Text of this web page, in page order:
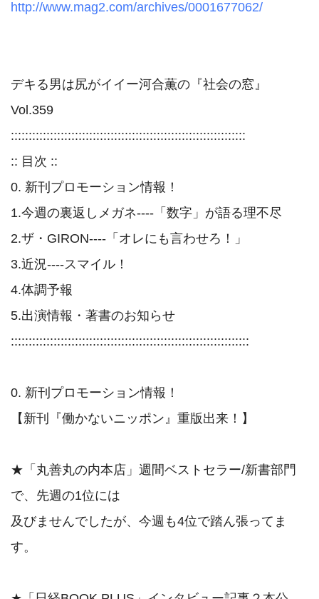
http://www.mag2.com/archives/0001677062/
デキる男は尻がイイー河合薫の『社会の窓』
Vol.359
::::::::::::::::::::::::::::::::::::::::::::::::::::::::::::::::::
:: 目次 ::
0. 新刊プロモーション情報！
1.今週の裏返しメガネ----「数字」が語る理不尽
2.ザ・GIRON----「オレにも言わせろ！」
3.近況----スマイル！
4.体調予報
5.出演情報・著書のお知らせ
:::::::::::::::::::::::::::::::::::::::::::::::::::::::::::::::::::
0. 新刊プロモーション情報！
【新刊『働かないニッポン』重版出来！】
★「丸善丸の内本店」週間ベストセラー/新書部門
で、先週の1位には
及びませんでしたが、今週も4位で踏ん張ってま
す。